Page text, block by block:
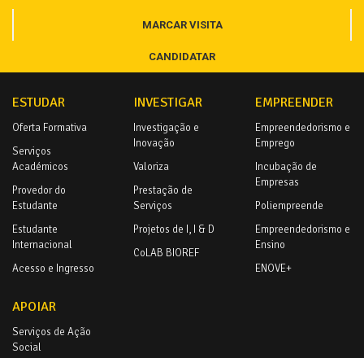
MARCAR VISITA
CANDIDATAR
ESTUDAR
Oferta Formativa
Serviços
Académicos
Provedor do
Estudante
Estudante
Internacional
Acesso e Ingresso
INVESTIGAR
Investigação e
Inovação
Valoriza
Prestação de
Serviços
Projetos de I, I & D
CoLAB BIOREF
EMPREENDER
Empreendedorismo e
Emprego
Incubação de
Empresas
Poliempreende
Empreendedorismo e
Ensino
ENOVE+
APOIAR
Serviços de Ação
Social